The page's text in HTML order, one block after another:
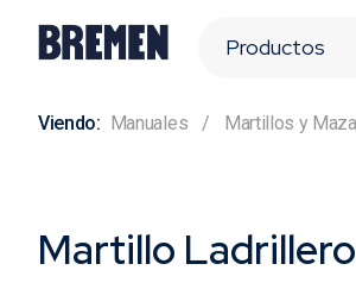
Productos
Manuales Martillos y
Martillo